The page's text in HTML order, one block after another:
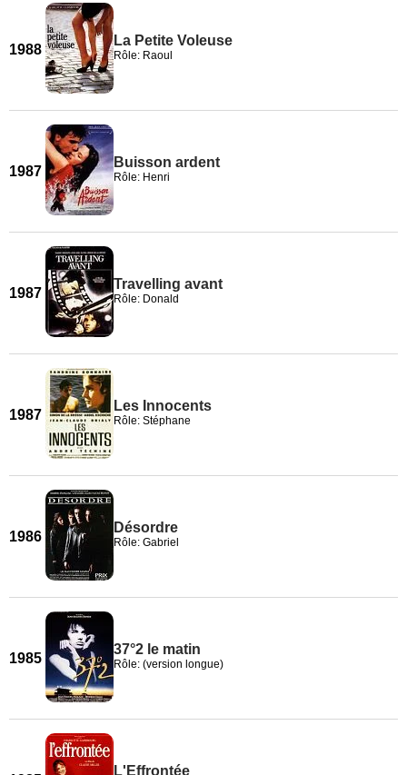
1988
La Petite Voleuse
Rôle: Raoul
1987
Buisson ardent
Rôle: Henri
1987
Travelling avant
Rôle: Donald
1987
Les Innocents
Rôle: Stéphane
1986
Désordre
Rôle: Gabriel
1985
37°2 le matin
Rôle: (version longue)
L'Effrontée